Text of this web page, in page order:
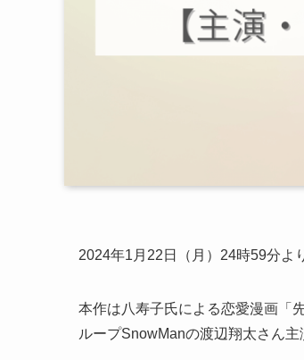
2024年1月22日（月）24時59分よ
本作は八寿子氏による恋愛漫画「
ループSnowManの渡辺翔太さん主